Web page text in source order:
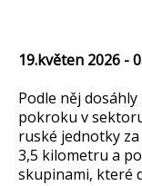
19.květen 2026 -
Podle něj
pokroku v
ruské jednotky
3,5 kilometru a
skupinami, které